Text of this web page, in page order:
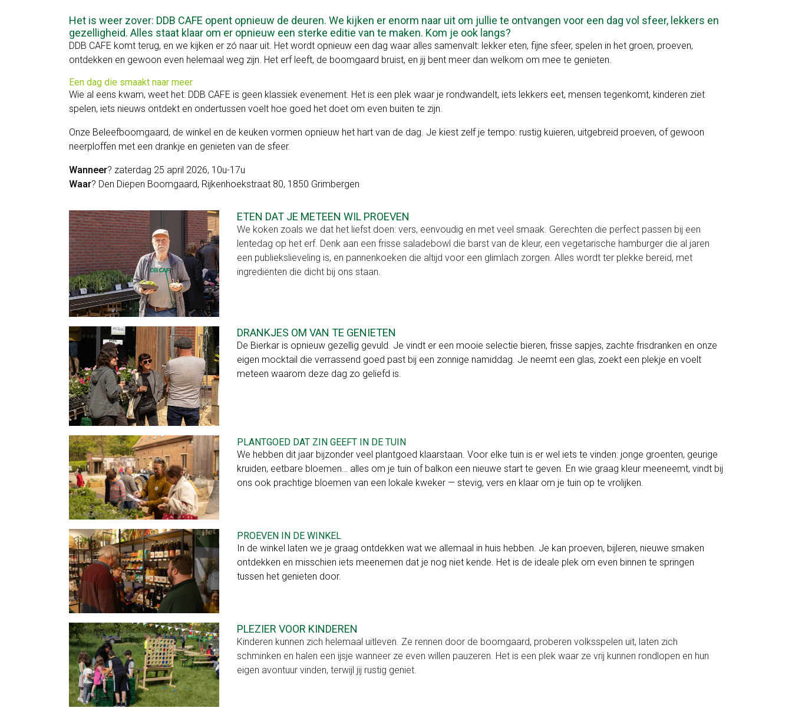
workshops
kinderen
Zelfoogst
Groenteabonnement
Fruitabonnement
Huisgemaakte
gerechten
bedrijven
Geschenkmanden
Relatiegeschenken
Vergaderen
Het is weer zover: DDB CAFE opent opnieuw de deuren. We kijken er enorm naar uit om jullie te ontvangen voor een dag vol sfeer, lekkers en
gezelligheid. Alles staat klaar om er opnieuw een sterke editie van te maken. Kom je ook langs?
DDB CAFE komt terug, en we kijken er zó naar uit. Het wordt opnieuw een dag waar alles samenvalt: lekker eten, fijne sfeer, spelen in het groen, proeven,
ontdekken en gewoon even helemaal weg zijn. Het erf leeft, de boomgaard bruist, en jij bent meer dan welkom om mee te genieten.
Een dag die smaakt naar meer
Wie al eens kwam, weet het: DDB CAFE is geen klassiek evenement. Het is een plek waar je rondwandelt, iets lekkers eet, mensen tegenkomt, kinderen ziet
spelen, iets nieuws ontdekt en ondertussen voelt hoe goed het doet om even buiten te zijn.
Onze Beleefboomgaard, de winkel en de keuken vormen opnieuw het hart van de dag. Je kiest zelf je tempo: rustig kuieren, uitgebreid proeven, of gewoon
neerploffen met een drankje en genieten van de sfeer.
Wanneer? zaterdag 25 april 2026, 10u-17u
Waar? Den Diepen Boomgaard, Rijkenhoekstraat 80, 1850 Grimbergen
ETEN DAT JE METEEN WIL PROEVEN
We koken zoals we dat het liefst doen: vers, eenvoudig en met veel smaak. Gerechten die perfect passen bij een
lentedag op het erf. Denk aan een frisse saladebowl die barst van de kleur, een vegetarische hamburger die al jaren
een publiekslieveling is, en pannenkoeken die altijd voor een glimlach zorgen. Alles wordt ter plekke bereid, met
ingrediënten die dicht bij ons staan.
DRANKJES OM VAN TE GENIETEN
De Bierkar is opnieuw gezellig gevuld. Je vindt er een mooie selectie bieren, frisse sapjes, zachte frisdranken en onze
eigen mocktail die verrassend goed past bij een zonnige namiddag. Je neemt een glas, zoekt een plekje en voelt
meteen waarom deze dag zo geliefd is.
PLANTGOED DAT ZIN GEEFT IN DE TUIN
We hebben dit jaar bijzonder veel plantgoed klaarstaan. Voor elke tuin is er wel iets te vinden: jonge groenten, geurige
kruiden, eetbare bloemen… alles om je tuin of balkon een nieuwe start te geven. En wie graag kleur meeneemt, vindt bij
ons ook prachtige bloemen van een lokale kweker — stevig, vers en klaar om je tuin op te vrolijken.
PROEVEN IN DE WINKEL
In de winkel laten we je graag ontdekken wat we allemaal in huis hebben. Je kan proeven, bijleren, nieuwe smaken
ontdekken en misschien iets meenemen dat je nog niet kende. Het is de ideale plek om even binnen te springen
tussen het genieten door.
PLEZIER VOOR KINDEREN
Kinderen kunnen zich helemaal uitleven. Ze rennen door de boomgaard, proberen volksspelen uit, laten zich
schminken en halen een ijsje wanneer ze even willen pauzeren. Het is een plek waar ze vrij kunnen rondlopen en hun
eigen avontuur vinden, terwijl jij rustig geniet.